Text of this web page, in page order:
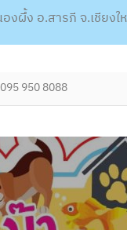
งผึ้ง อ.สารภี จ.เชียง
950 8088